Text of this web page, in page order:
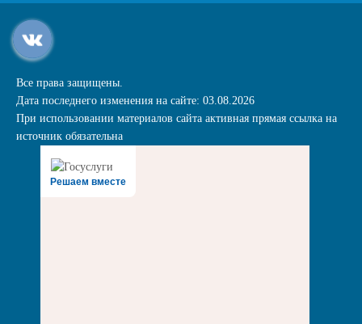
Все права защищены.
Дата последнего изменения на сайте: 03.08.2026
При использовании материалов сайта активная прямая ссылка на
источник обязательна
Решаем вместе